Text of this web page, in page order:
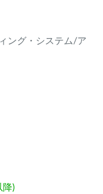
ング・システム/ア
降)